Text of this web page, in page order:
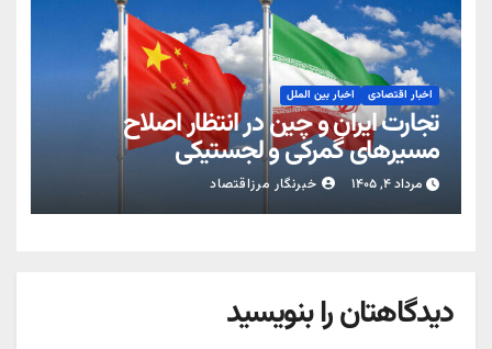
اخبار اقتصادی اخبار بین الملل
تجارت ایران و چین در انتظار اصلاح
مسیرهای گمرکی و لجستیکی
مرداد ۴, ۱۴۰۵ خبرنگار مرزاقتصاد
دیدگاهتان را بنویسید